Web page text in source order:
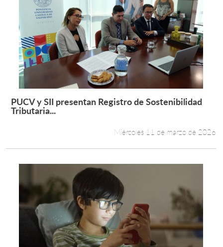
Leer más +
PUCV y SII presentan Registro de Sostenibilidad
Tributaria...
Miércoles 11 de marzo de 2026